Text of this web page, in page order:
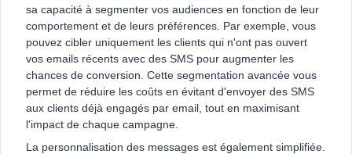
sa capacité à segmenter vos audiences en fonction de leur
comportement et de leurs préférences. Par exemple, vous
pouvez cibler uniquement les clients qui n'ont pas ouvert
vos emails récents avec des SMS pour augmenter les
chances de conversion. Cette segmentation avancée vous
permet de réduire les coûts en évitant d'envoyer des SMS
aux clients déjà engagés par email, tout en maximisant
l'impact de chaque campagne.
La personnalisation des messages est également simplifiée.